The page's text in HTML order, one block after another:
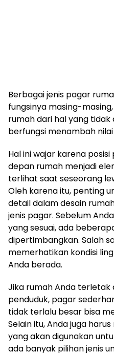
Berbagai jenis pagar
fungsinya masing-
rumah dari hal yang tidak
berfungsi menambah
Hal ini wajar karena
depan rumah menjadi
terlihat saat seseorang
Oleh karena itu, penting
detail dalam desain
jenis pagar. Sebelum
yang sesuai, ada
dipertimbangkan. Salah
memerhatikan kondisi
Anda berada.
Jika rumah Anda terletak
penduduk, pagar
tidak terlalu besar bisa
Selain itu, Anda juga
yang akan digunakan
ada banyak pilihan jenis